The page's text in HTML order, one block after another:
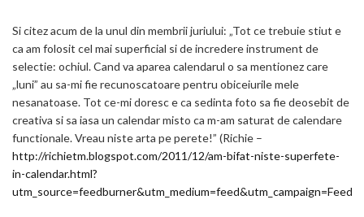
Si citez acum de la unul din membrii juriului: „Tot ce trebuie stiut e
ca am folosit cel mai superficial si de incredere instrument de
selectie: ochiul. Cand va aparea calendarul o sa mentionez care
„luni” au sa-mi fie recunoscatoare pentru obiceiurile mele
nesanatoase. Tot ce-mi doresc e ca sedinta foto sa fie deosebit de
creativa si sa iasa un calendar misto ca m-am saturat de calendare
functionale. Vreau niste arta pe perete!” (Richie –
http://richietm.blogspot.com/2011/12/am-bifat-niste-superfete-
in-calendar.html?